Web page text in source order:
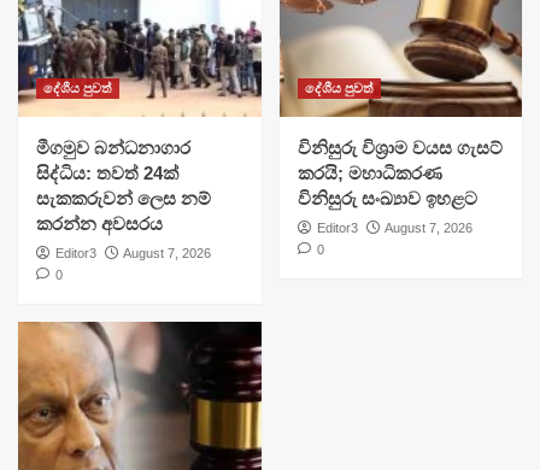
දේශීය පුවත්
මීගමුව බන්ධනාගාර
සිද්ධිය: තවත් 24ක්
සැකකරුවන් ලෙස නම්
කරන්න අවසරය
Editor3
August 7, 2026
0
දේශීය පුවත්
විනිසුරු විශ්‍රාම වයස ගැසට්
කරයි; මහාධිකරණ
විනිසුරු සංඛ්‍යාව ඉහළට
Editor3
August 7, 2026
0